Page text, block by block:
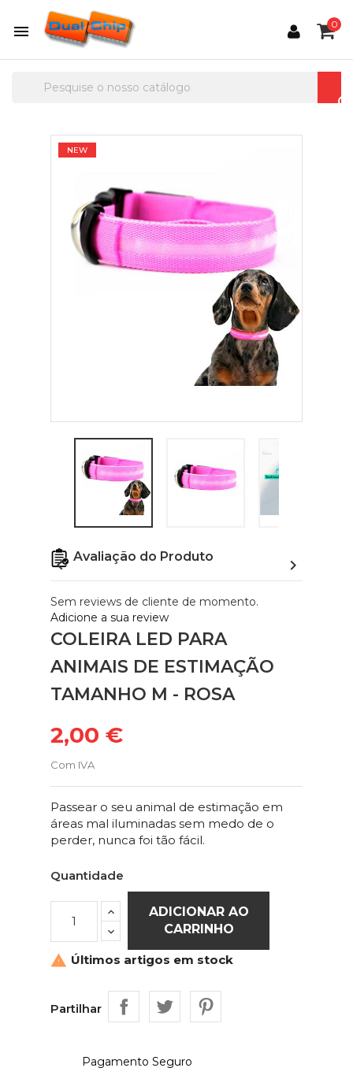
 0
NEW
Avaliação do Produto
Sem reviews de cliente de momento.
Adicione a sua review
 
COLEIRA LED PARA
ANIMAIS DE ESTIMAÇÃO
TAMANHO M - ROSA
2,00 €
Com IVA
Passear o seu animal de estimação em
áreas mal iluminadas sem medo de o
perder, nunca foi tão fácil.
Quantidade
ADICIONAR AO
CARRINHO
 Últimos artigos em stock
Partilhar
Pagamento Seguro